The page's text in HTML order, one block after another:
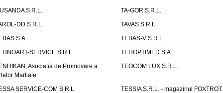
S.R.L.
TA-GOR S.R.L.
DD S.R.L.
TAVAS S.R.L.
S.A.
TEBAS-V S.R.L.
SERVICE S.R.L.
TEHOPTIMED S.A.
Asociatia de Promovare a
Martiale
TEOCOM LUX S.R.L.
SERVICE-COM S.R.L.
TESSIA S.R.L. - magazinul FOXTROT